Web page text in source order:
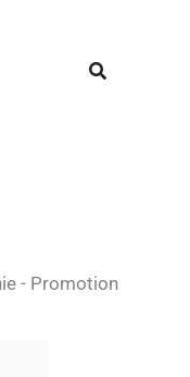
Rechercher